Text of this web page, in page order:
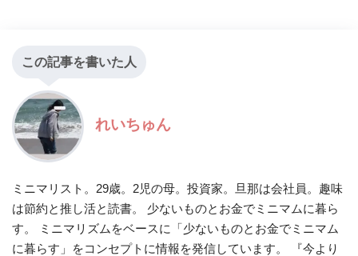
この記事を書いた人
れいちゅん
ミニマリスト。29歳。2児の母。投資家。旦那は会社員。趣味
は節約と推し活と読書。 少ないものとお金でミニマムに暮ら
す。 ミニマリズムをベースに「少ないものとお金でミニマム
に暮らす」をコンセプトに情報を発信しています。 『今より